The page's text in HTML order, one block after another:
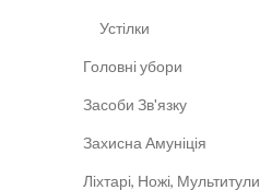
Устілки
Головні убори
Засоби Зв'язку
Захисна Амуніція
Ліхтарі, Ножі, Мультитули